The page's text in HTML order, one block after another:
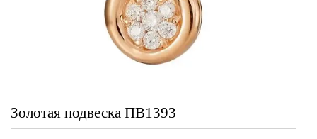
Золотая подвеска ПВ1393